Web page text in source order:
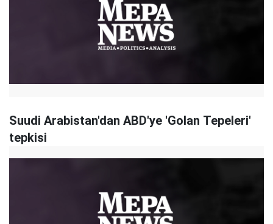
Suudi Arabistan'dan ABD'ye 'Golan Tepeleri'
tepkisi